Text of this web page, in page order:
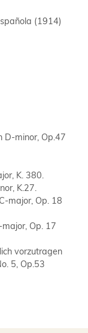
(1914)
D-minor, Op.47
K. 380.
K.27.
major, Op. 18
Op. 17
vorzutragen
5, Op.53